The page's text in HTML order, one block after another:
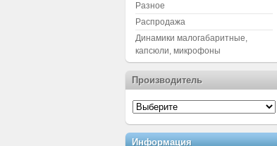
Разное
Распродажа
Динамики малогабаритные,
капсюли, микрофоны
Производитель
Информация